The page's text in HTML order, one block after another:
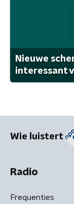
Nieuwe
interessant
Wie luistert
Radio
Frequenties